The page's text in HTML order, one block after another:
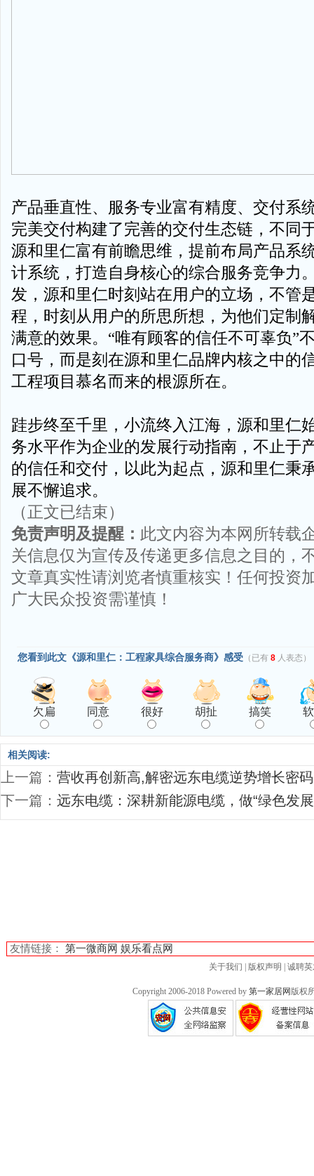
产品垂直性、服务专业富有精度、交付系
完美交付构建了完善的交付生态链，不同
源和里仁富有前瞻思维，提前布局产品系
计系统，打造自身核心的综合服务竞争力
发，源和里仁时刻站在用户的立场，不管
程，时刻从用户的所思所想，为他们定制
满意的效果。“唯有顾客的信任不可辜负”
口号，而是刻在源和里仁品牌内核之中的
工程项目慕名而来的根源所在。
跬步终至千里，小流终入江海，源和里仁
务水平作为企业的发展行动指南，不止于
的信任和交付，以此为起点，源和里仁秉
展不懈追求。
（正文已结束）
免责声明及提醒： 此文内容为本网所转载
关信息仅为宣传及传递更多信息之目的，
文章真实性请浏览者慎重核实！任何投资
广大民众投资需谨慎！
您看到此文《源和里仁：工程家具综合服务商》感受 （已有 8 人表态）
欠扁 同意 很好 胡扯 搞笑
相关阅读:
上一篇： 营收再创新高,解密远东电缆逆势增长密码
下一篇： 远东电缆：深耕新能源电缆，做“绿色发
友情链接： 第一微商网 娱乐看点网
关于我们 版权声明 诚聘
Copyright 2006-2018 Powered by 第一家居网 版权